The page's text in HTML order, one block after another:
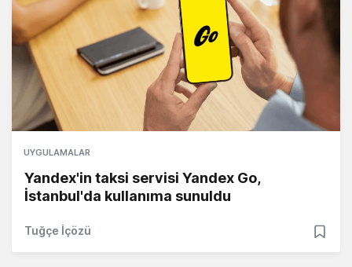
UYGULAMALAR
Yandex'in taksi servisi Yandex Go,
İstanbul'da kullanıma sunuldu
Tuğçe İçözü